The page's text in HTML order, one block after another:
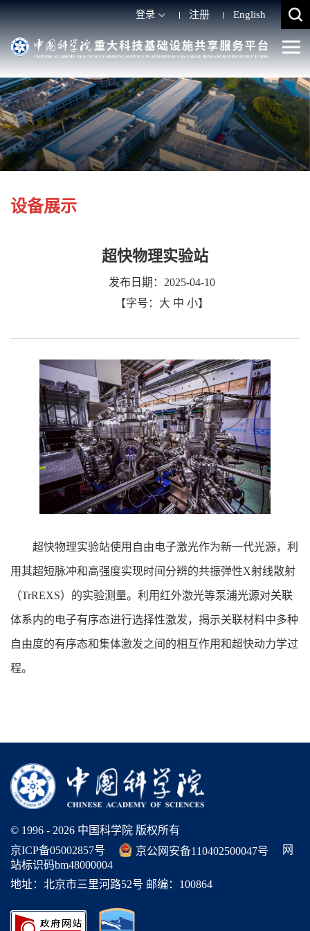
登录 注册 English
设备展示
超快物理实验站
发布日期：2025-04-10
【字号： 大 中 小】
超快物理实验站使用自由电子激光作为新一代光源，利
用其超短脉冲和高强度实现时间分辨的共振弹性X射线散射
（TrREXS）的实验测量。利用红外激光等泵浦光源对关联
体系内的电子有序态进行选择性激发，揭示关联材料中多种
自由度的有序态和集体激发之间的相互作用和超快动力学过
程。
© 1996 - 2026 中国科学院 版权所有
京ICP备05002857号
京公网安备110402500047号
网
站标识码bm48000004
地址：北京市三里河路52号 邮编：100864